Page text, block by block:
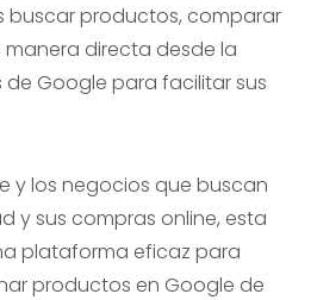
buscar productos, comparar
directa desde la
Google para facilitar sus
y los negocios que buscan
y sus compras online, esta
plataforma eficaz para
productos en Google de